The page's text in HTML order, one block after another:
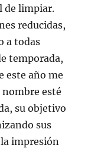
de limpiar.
reducidas,
a todas
temporada,
este año me
nombre esté
su objetivo
sus
impresión